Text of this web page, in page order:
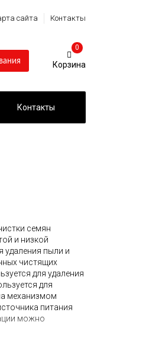
сайта Контакты
0
Контакты
семян
и низкой
удаления пыли и
чистящих
для удаления
для
механизмом
питания
можно